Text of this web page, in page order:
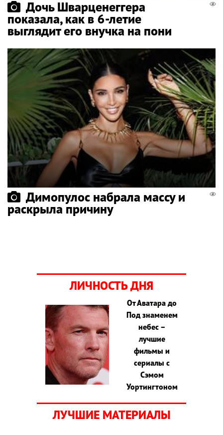
Дочь Шварценеггера
показала, как в 6-летие
выглядит его внучка на пони
Димопулос набрала массу и
раскрыла причину
ЛИЧНОСТЬ ДНЯ
От Аватара до
Под знаменем
небес –
лучшие
фильмы и
сериалы с
Сэмом
Уортингтоном
ЛУЧШИЕ МАТЕРИАЛЫ